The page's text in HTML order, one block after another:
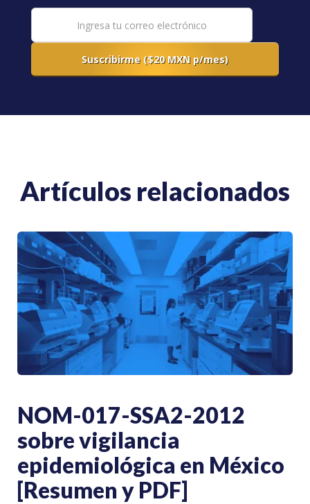
Artículos relacionados
NOM-017-SSA2-2012
sobre vigilancia
epidemiológica en México
[Resumen y PDF]